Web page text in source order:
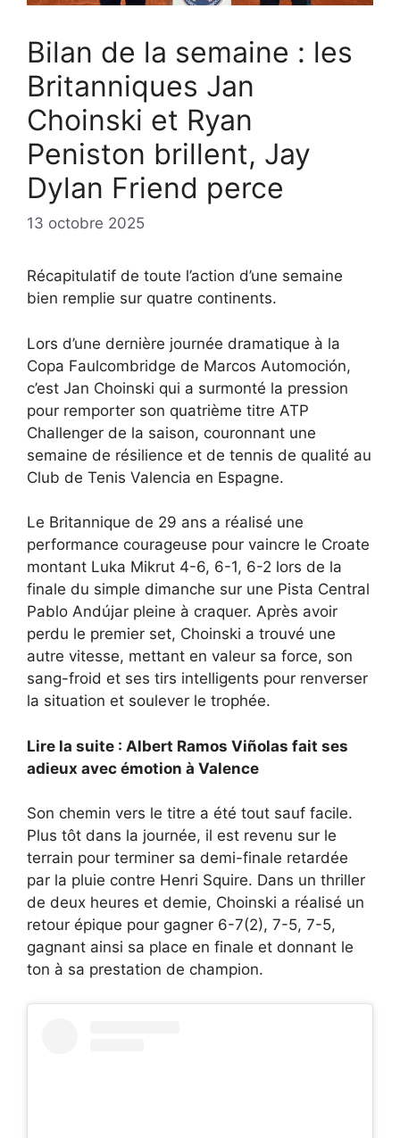
Bilan de la semaine : les
Britanniques Jan
Choinski et Ryan
Peniston brillent, Jay
Dylan Friend perce
13 octobre 2025
Récapitulatif de toute l’action d’une semaine
bien remplie sur quatre continents.
Lors d’une dernière journée dramatique à la
Copa Faulcombridge de Marcos Automoción,
c’est Jan Choinski qui a surmonté la pression
pour remporter son quatrième titre ATP
Challenger de la saison, couronnant une
semaine de résilience et de tennis de qualité au
Club de Tenis Valencia en Espagne.
Le Britannique de 29 ans a réalisé une
performance courageuse pour vaincre le Croate
montant Luka Mikrut 4-6, 6-1, 6-2 lors de la
finale du simple dimanche sur une Pista Central
Pablo Andújar pleine à craquer. Après avoir
perdu le premier set, Choinski a trouvé une
autre vitesse, mettant en valeur sa force, son
sang-froid et ses tirs intelligents pour renverser
la situation et soulever le trophée.
Lire la suite : Albert Ramos Viñolas fait ses
adieux avec émotion à Valence
Son chemin vers le titre a été tout sauf facile.
Plus tôt dans la journée, il est revenu sur le
terrain pour terminer sa demi-finale retardée
par la pluie contre Henri Squire. Dans un thriller
de deux heures et demie, Choinski a réalisé un
retour épique pour gagner 6-7(2), 7-5, 7-5,
gagnant ainsi sa place en finale et donnant le
ton à sa prestation de champion.